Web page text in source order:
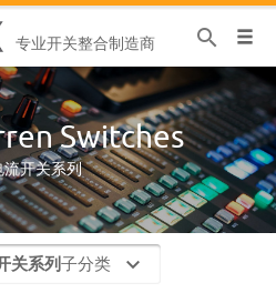
专业开关整合制造商
Switches
流开关系列
关系列子分类